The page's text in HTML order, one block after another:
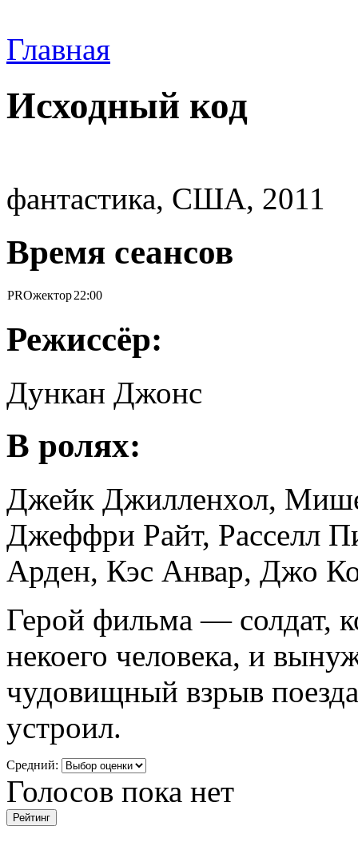
Главная
Исходный код
фантастика, США, 2011
Время сеансов
PROжектор22:00
Режиссёр:
Дункан Джонс
В ролях:
Джейк Джилленхол,
Джеффри Райт, Расселл
Арден, Кэс Анвар, Джо
Герой фильма — солдат,
некоего человека, и
чудовищный взрыв
устроил.
Средний:
Голосов пока нет